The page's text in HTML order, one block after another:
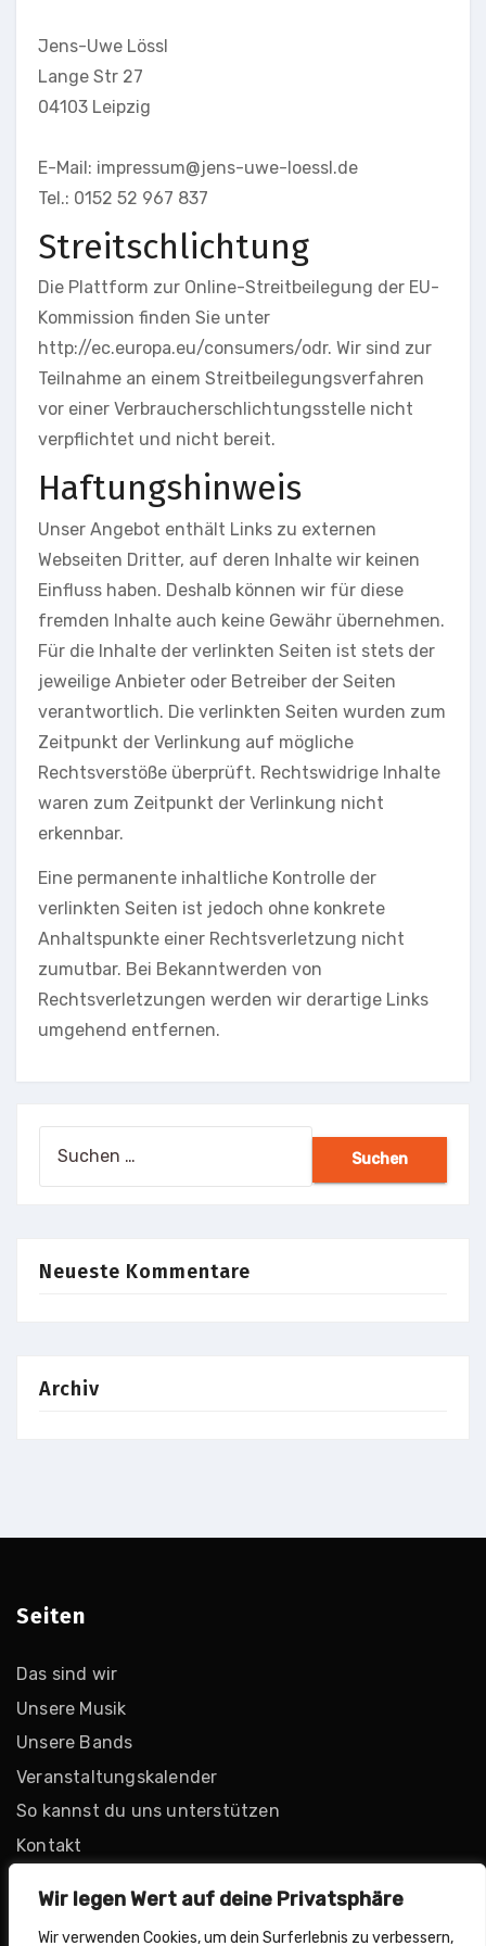
Wir legen Wert auf deine Privatsphäre
Wir verwenden Cookies, um dein Surferlebnis zu verbessern,
Jens-Uwe Lössl
Lange Str 27
04103 Leipzig
E-Mail: impressum@jens-uwe-loessl.de
Tel.: 0152 52 967 837
Streitschlichtung
Die Plattform zur Online-Streitbeilegung der EU-
Kommission finden Sie unter
http://ec.europa.eu/consumers/odr. Wir sind zur
Teilnahme an einem Streitbeilegungsverfahren
vor einer Verbraucherschlichtungsstelle nicht
verpflichtet und nicht bereit.
Haftungshinweis
Unser Angebot enthält Links zu externen
Webseiten Dritter, auf deren Inhalte wir keinen
Einfluss haben. Deshalb können wir für diese
fremden Inhalte auch keine Gewähr übernehmen.
Für die Inhalte der verlinkten Seiten ist stets der
jeweilige Anbieter oder Betreiber der Seiten
verantwortlich. Die verlinkten Seiten wurden zum
Zeitpunkt der Verlinkung auf mögliche
Rechtsverstöße überprüft. Rechtswidrige Inhalte
waren zum Zeitpunkt der Verlinkung nicht
erkennbar.
Eine permanente inhaltliche Kontrolle der
verlinkten Seiten ist jedoch ohne konkrete
Anhaltspunkte einer Rechtsverletzung nicht
zumutbar. Bei Bekanntwerden von
Rechtsverletzungen werden wir derartige Links
umgehend entfernen.
Neueste Kommentare
Archiv
Seiten
Das sind wir
Unsere Musik
Unsere Bands
Veranstaltungskalender
So kannst du uns unterstützen
Kontakt